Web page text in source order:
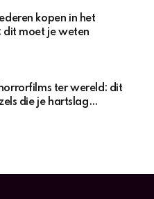
kopen in het
dit moet je weten
ter wereld: dit
die je hartslag